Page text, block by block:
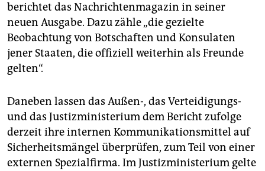
berichtet das Nachrichtenmagazin in seiner
neuen Ausgabe. Dazu zähle „die gezielte
Beobachtung von Botschaften und Konsulaten
jener Staaten, die offiziell weiterhin als Freunde
gelten“.
Daneben lassen das Außen-, das Verteidigungs-
und das Justizministerium dem Bericht zufolge
derzeit ihre internen Kommunikationsmittel auf
Sicherheitsmängel überprüfen, zum Teil von einer
externen Spezialfirma. Im Justizministerium gelte